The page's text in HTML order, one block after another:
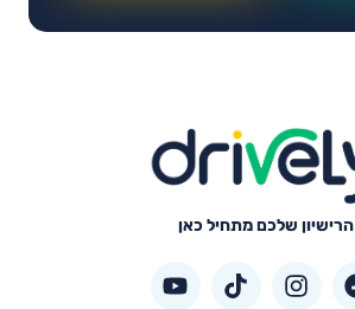
הרישיון שלכם מתחיל כאן